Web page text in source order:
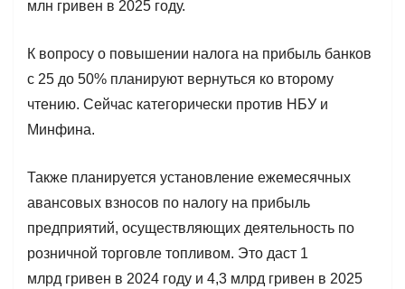
млн гривен в 2025 году.
К вопросу о повышении налога на прибыль банков
с 25 до 50% планируют вернуться ко второму
чтению. Сейчас категорически против НБУ и
Минфина.
Также планируется установление ежемесячных
авансовых взносов по налогу на прибыль
предприятий, осуществляющих деятельность по
розничной торговле топливом. Это даст 1
млрд гривен в 2024 году и 4,3 млрд гривен в 2025